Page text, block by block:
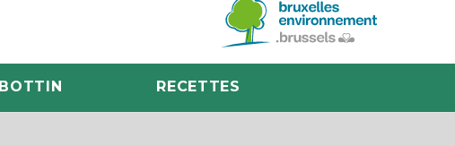
BOTTIN RECETTES